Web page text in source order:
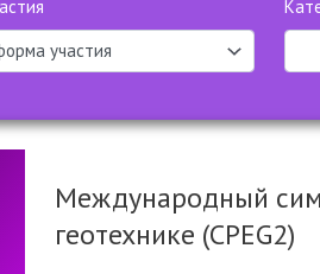
Международный
геотехнике (CPEG2)